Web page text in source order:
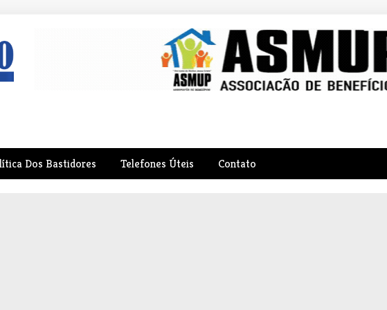
Dos Bastidores Telefones Úteis Contato